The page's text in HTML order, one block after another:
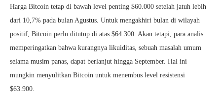
Harga Bitcoin tetap di bawah level penting $60.000 setelah jatuh lebih
dari 10,7% pada bulan Agustus. Untuk mengakhiri bulan di wilayah
positif, Bitcoin perlu ditutup di atas $64.300. Akan tetapi, para analis
memperingatkan bahwa kurangnya likuiditas, sebuah masalah umum
selama musim panas, dapat berlanjut hingga September. Hal ini
mungkin menyulitkan Bitcoin untuk menembus level resistensi
$63.900.